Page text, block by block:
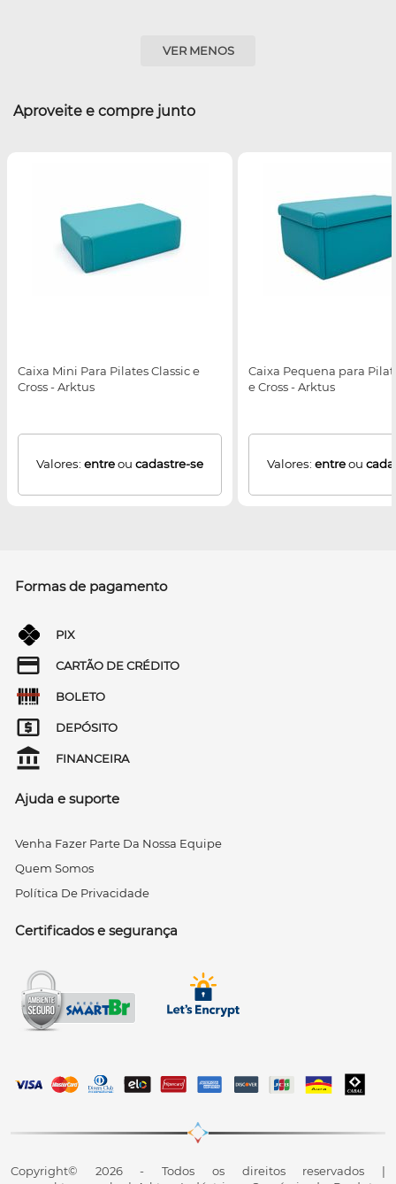
VER MENOS
Aproveite e compre junto
Caixa Mini Para Pilates Classic e
Cross - Arktus
Valores: entreou cadastre-se
Caixa Pequena para
e Cross - Arktus
Valores: entreou
Formas de pagamento
PIX
CARTÃO DE CRÉDITO
BOLETO
DEPÓSITO
FINANCEIRA
Ajuda e suporte
Venha Fazer Parte Da Nossa Equipe
Quem Somos
Política De Privacidade
Certificados e segurança
Copyright© 2026 - Todos os direitos reservados |